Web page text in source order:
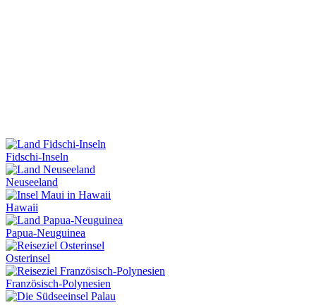
Fidschi-Inseln
Neuseeland
Hawaii
Papua-Neuguinea
Osterinsel
Französisch-Polynesien